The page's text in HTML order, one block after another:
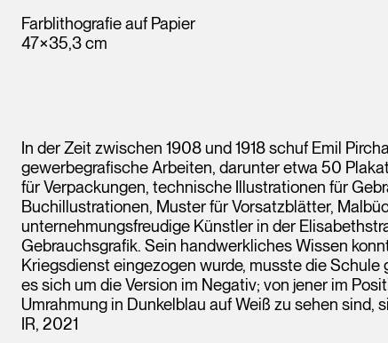
Farblithografie auf Papier
47×35,3 cm
In der Zeit zwischen 1908 und 1918 schuf Emil
gewerbegrafische Arbeiten, darunter etwa 50
für Verpackungen, technische Illustrationen für
Buchillustrationen, Muster für Vorsatzblätter,
unternehmungsfreudige Künstler in der
Gebrauchsgrafik. Sein handwerkliches Wissen
Kriegsdienst eingezogen wurde, musste die
es sich um die Version im Negativ; von jener im
Umrahmung in Dunkelblau auf Weiß zu sehen
IR, 2021